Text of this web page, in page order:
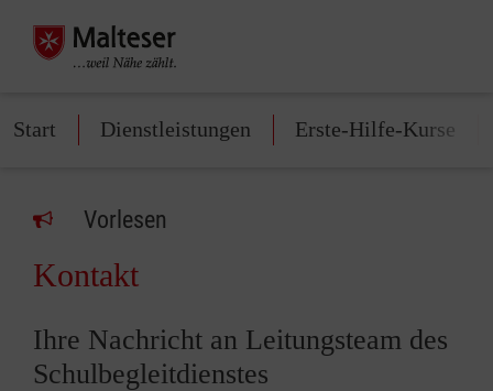
Start Dienstleistungen Erste-Hilfe-Kurse
Vorlesen
Kontakt
Ihre Nachricht an Leitungsteam des
Schulbegleitdienstes